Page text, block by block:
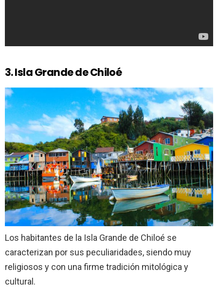
3. Isla Grande de Chiloé
Los habitantes de la Isla Grande de Chiloé se
caracterizan por sus peculiaridades, siendo muy
religiosos y con una firme tradición mitológica y
cultural.